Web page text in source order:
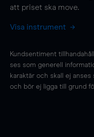
att priset ska move.
Visa instrument
Kundsentiment
ses som generell
karaktär och skall ej
och bör ej ligga till grund